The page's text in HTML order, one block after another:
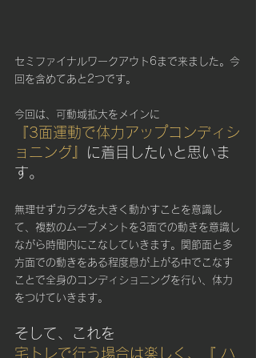
セミファイナルワークアウト6まで来ました。今
回を含めてあと2つです。
今回は、可動域拡大をメインに
『3面運動で体力アップコンディシ
ョニング』
に着目したいと思いま
す。
無理せずカラダを大きく動かすことを意識し
て、複数のムーブメントを3面での動きを意識し
ながら時間内にこなしていきます。関節面と多
方面での動きをある程度息が上がる中でこなす
ことで全身のコンディショニングを行い、体力
をつけていきます。
そして、これを
宅トレで行う場合は楽しく、『 ハ